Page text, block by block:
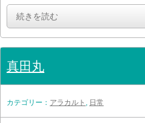
続きを読む
真田丸
カテゴリー： アラカルト , 日常